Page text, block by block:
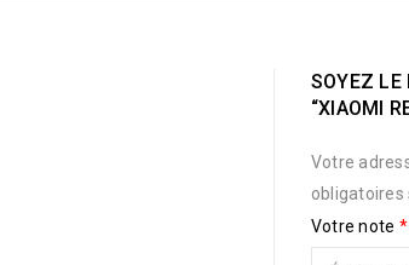
SOYEZ LE
“XIAOMI
Votre
obligatoires
Votre note *